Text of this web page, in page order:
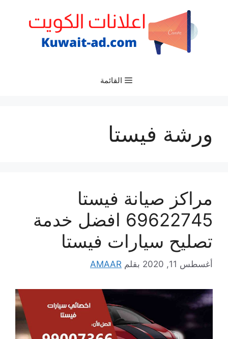
القائمة
ورشة فيستا
مراكز صيانة فيستا
69622745 افضل خدمة
تصليح سيارات فيستا
أغسطس 11, 2020 بقلم AMAAR